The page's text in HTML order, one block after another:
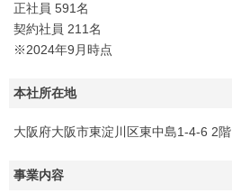
正社員 591名
契約社員 211名
※2024年9月時点
本社所在地
大阪府大阪市東淀川区東中島1-4-6 2階
事業内容